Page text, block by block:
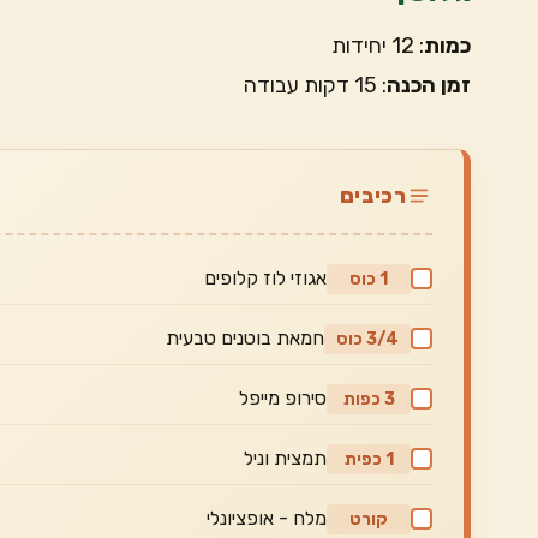
כמות: 12 יחידות
זמן הכנה: 15 דקות עבודה
רכיבים
1 כוס אגוזי לוז קלופים
3/4 כוס חמאת בוטנים טבעית
3 כפות סירופ מייפל
1 כפית תמצית וניל
קורט מלח - אופציונלי